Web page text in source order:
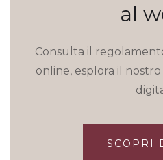
al
Consulta il
online, esplora il
SCOPRI